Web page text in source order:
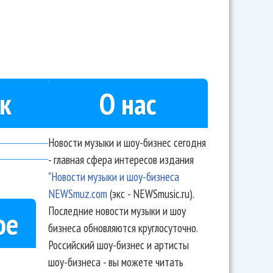
О нас
Новости музыки и шоу-бизнес сегодня
- главная сфера интересов издания
"Новости музыки и шоу-бизнеса
NEWSmuz.com(экс - NEWSmusic.ru).
Последние новости музыки и шоу
бизнеса обновляются круглосуточно.
Российский шоу-бизнес и артисты
шоу-бизнеса - вы можете читать